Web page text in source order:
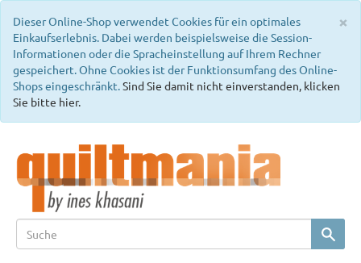
×
Dieser Online-Shop verwendet Cookies für ein optimales
Einkaufserlebnis. Dabei werden beispielsweise die Session-
Informationen oder die Spracheinstellung auf Ihrem Rechner
gespeichert. Ohne Cookies ist der Funktionsumfang des Online-
Shops eingeschränkt.Sind Sie damit nicht einverstanden, klicken
Sie bitte hier.